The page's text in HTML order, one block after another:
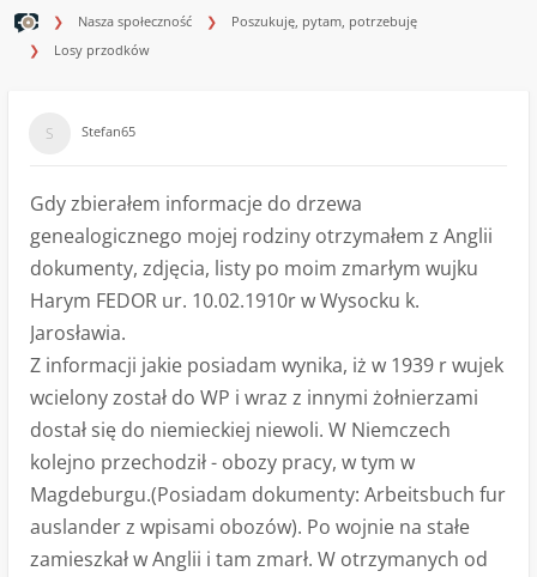
Nasza społeczność
Poszukuję, pytam, potrzebuję
Losy przodków
Stefan65
Gdy zbierałem informacje do drzewa
genealogicznego mojej rodziny otrzymałem z Anglii
dokumenty, zdjęcia, listy po moim zmarłym wujku
Harym FEDOR ur. 10.02.1910r w Wysocku k.
Jarosławia.
Z informacji jakie posiadam wynika, iż w 1939 r wujek
wcielony został do WP i wraz z innymi żołnierzami
dostał się do niemieckiej niewoli. W Niemczech
kolejno przechodził - obozy pracy, w tym w
Magdeburgu.(Posiadam dokumenty: Arbeitsbuch fur
auslander z wpisami obozów). Po wojnie na stałe
zamieszkał w Anglii i tam zmarł. W otrzymanych od